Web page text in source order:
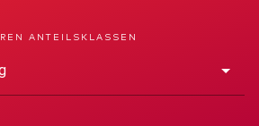
menu
ANTEILSKLASSEN